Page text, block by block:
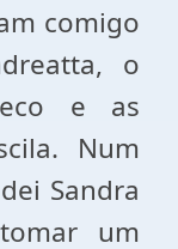
comigo
o
e as
Num
Sandra
um